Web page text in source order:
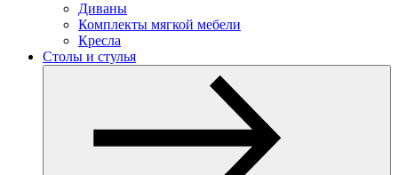
Диваны
Комплекты мягкой мебели
Кресла
Столы и стулья